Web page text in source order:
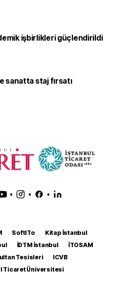
işbirlikleri güçlendirildi
sanatta staj fırsatı
• • •
SoftITo
Kitap İstanbul
İDTM İstanbul
İTOSAM
Tesisleri
ICVB
Ticaret Üniversitesi